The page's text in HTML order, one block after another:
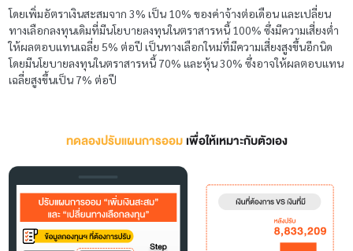
โดยเพิ่มอัตราเงินสะสมจาก 3% เป็น 10% ของค่าจ้างต่อเดือน และเปลี่ยน
ทางเลือกลงทุนเดิมที่มีนโยบายลงทุนในตราสารหนี้ 100% ซึ่งมีความเสี่ยงต่ำ
ให้ผลตอบแทนเฉลี่ย 5% ต่อปี เป็นทางเลือกใหม่ที่มีความเสี่ยงสูงขึ้นอีกนิด
โดยมีนโยบายลงทุนในตราสารหนี้ 70% และหุ้น 30% ซึ่งอาจให้ผลตอบแทน
เฉลี่ยสูงขึ้นเป็น 7% ต่อปี
ทดลองปรับแผนการออมเพื่อให้เหมาะกับตัวเอง